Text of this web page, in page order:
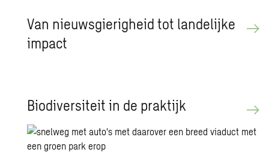
Van nieuws­gie­rig­heid tot lan­de­lij­ke
im­pact
Bi­o­di­ver­si­teit in de prak­tijk